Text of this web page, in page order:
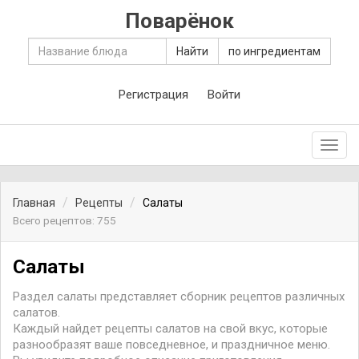
Поварёнок
Найти по ингредиентам
Регистрация Войти
Главная Рецепты
Салаты
Всего рецептов: 755
Салаты
Раздел салаты представляет сборник рецептов различных
салатов.
Каждый найдет рецепты салатов на свой вкус, которые
разнообразят ваше повседневное, и праздничное меню.